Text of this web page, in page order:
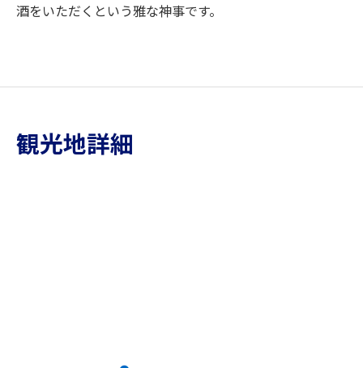
酒をいただくという雅な神事です。
観光地詳細